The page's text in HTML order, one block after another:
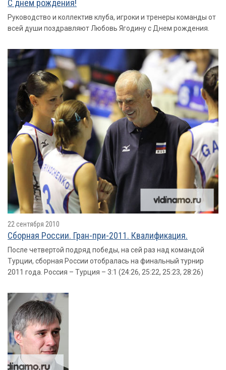
С днем рождения!
Руководство и коллектив клуба, игроки и тренеры команды от
всей души поздравляют Любовь Ягодину с Днем рождения.
22 сентября 2010
Сборная России. Гран-при-2011. Квалификация.
После четвертой подряд победы, на сей раз над командой
Турции, сборная России отобралась на финальный турнир
2011 года. Россия – Турция – 3:1 (24:26, 25:22, 25:23, 28:26)